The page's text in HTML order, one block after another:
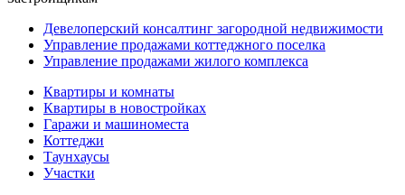
Девелоперский консалтинг загородной недвижимости
Управление продажами коттеджного поселка
Управление продажами жилого комплекса
Квартиры и комнаты
Квартиры в новостройках
Гаражи и машиноместа
Коттеджи
Таунхаусы
Участки